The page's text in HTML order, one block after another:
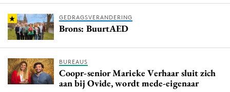
Interne communicatie
Martech
Merkstrategie
PR
GEDRAGSVERANDERING
Brons: BuurtAED
BUREAUS
Coopr-senior Marieke Verhaar sluit zich
aan bij Ovide, wordt mede-eigenaar